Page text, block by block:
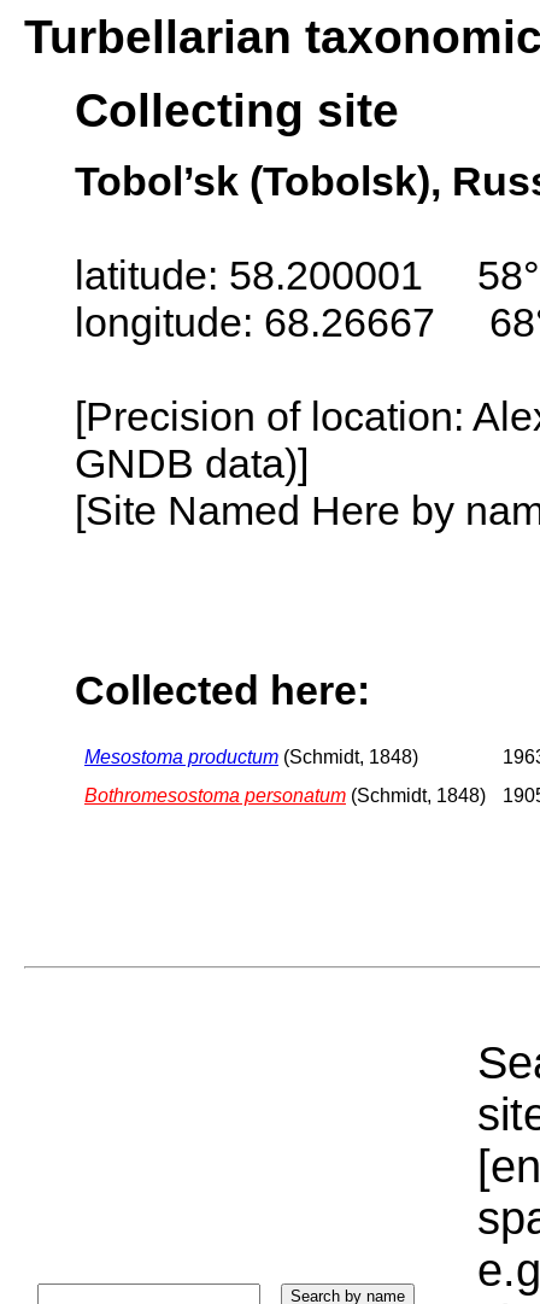
Turbellarian
Collecting site
Tobol’sk (Tobolsk),
latitude: 58.200001
longitude: 68.26667
[Precision of location:
GNDB data)]
[Site Named Here by
Collected here:
Mesostoma productum (Schmidt, 1848)
Bothromesostoma personatum (Schmidt, 1848)